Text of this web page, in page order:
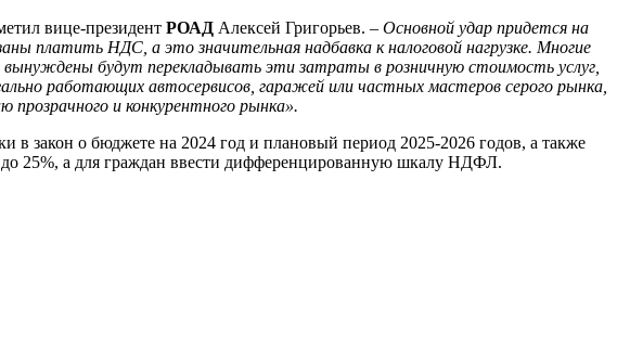
вице-президент РОАД Алексей Григорьев. – Основной удар придется на
платить НДС, а это значительная надбавка к налоговой нагрузке. Многие
будут перекладывать эти затраты в розничную стоимость услуг,
работающих автосервисов, гаражей или частных мастеров серого рынка,
прозрачного и конкурентного рынка».
в закон о бюджете на 2024 год и плановый период 2025-2026 годов, а также
25%, а для граждан ввести дифференцированную шкалу НДФЛ.